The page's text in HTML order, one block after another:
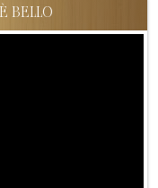
BELLO